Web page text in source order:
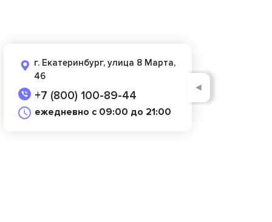
г. Екатеринбург, улица 8 Марта,
46
+7 (800) 100-89-44
ежедневно с 09:00 до 21:00
◄